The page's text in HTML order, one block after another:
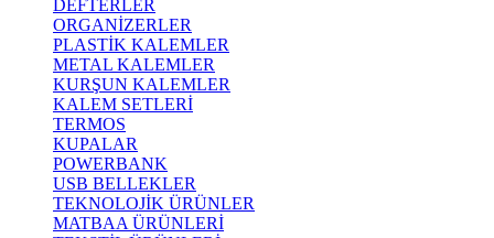
DEFTERLER
ORGANİZERLER
PLASTİK KALEMLER
METAL KALEMLER
KURŞUN KALEMLER
KALEM SETLERİ
TERMOS
KUPALAR
POWERBANK
USB BELLEKLER
TEKNOLOJİK ÜRÜNLER
MATBAA ÜRÜNLERİ